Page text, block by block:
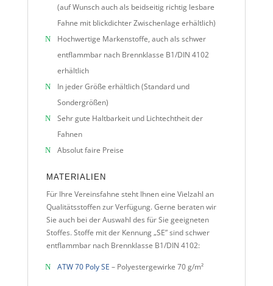
(auf Wunsch auch als beidseitig richtig lesbare
Fahne mit blickdichter Zwischenlage erhältlich)
Hochwertige Markenstoffe, auch als schwer
entflammbar nach Brennklasse B1/DIN 4102
erhältlich
In jeder Größe erhältlich (Standard und
Sondergrößen)
Sehr gute Haltbarkeit und Lichtechtheit der
Fahnen
Absolut faire Preise
MATERIALIEN
Für Ihre Vereinsfahne steht Ihnen eine Vielzahl an
Qualitätsstoffen zur Verfügung. Gerne beraten wir
Sie auch bei der Auswahl des für Sie geeigneten
Stoffes. Stoffe mit der Kennung „SE” sind schwer
entflammbar nach Brennklasse B1/DIN 4102:
ATW 70 Poly SE – Polyestergewirke 70 g/m²